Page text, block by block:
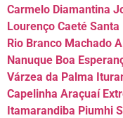
Carmelo Diamantina
Lourenço Caeté
Rio Branco Machado
Nanuque Boa
Várzea da Palma
Capelinha Araçuaí
Itamarandiba Piumhi